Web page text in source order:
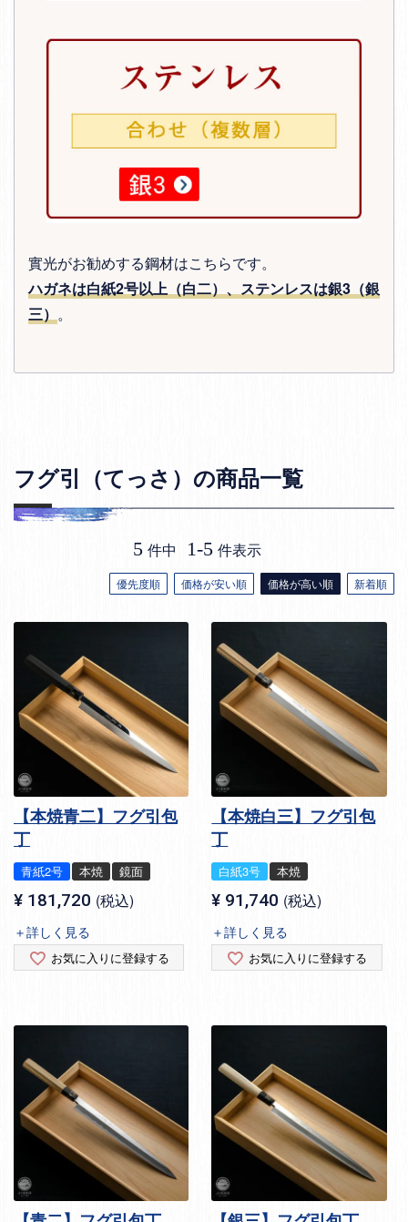
實光がお勧めする鋼材はこちらです。
ハガネは白紙2号以上（白二）、ステンレスは銀3（銀
三） 。
フグ引（てっさ）の商品一覧
優先度順 価格が安い順 価格が高い順 新着順
5 件中 1-5 件表示
【本焼青二】フグ引包
丁
青紙2号 本焼 鏡面
¥ 181,720 税込
＋詳しく見る
お気に入りに登録する
【本焼白三】フグ引包
丁
白紙3号 本焼
¥ 91,740 税込
＋詳しく見る
お気に入りに登録する